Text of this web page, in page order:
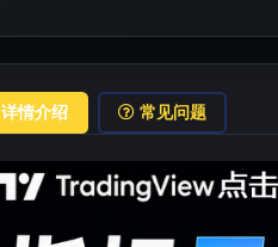
详情介绍 常见问题